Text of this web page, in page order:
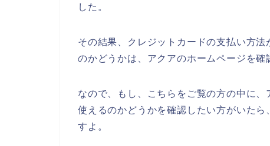
した。
その結果、クレジットカードの支払い方
のかどうかは、アクアのホームページを確
なので、もし、こちらをご覧の方の中に
使えるのかどうかを確認したい方がいた
すよ。